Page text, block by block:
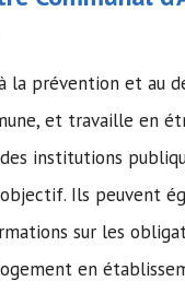
la prévention et au
et travaille en
institutions
Ils peuvent
sur les
en